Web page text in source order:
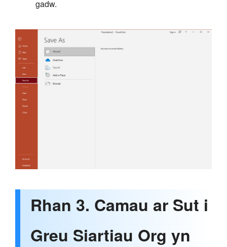
gadw.
Rhan 3. Camau ar Sut i
Greu Siartiau Org yn